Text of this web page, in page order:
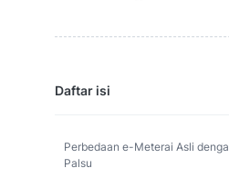
Daftar isi
Perbedaan e-Meterai Asli
Palsu